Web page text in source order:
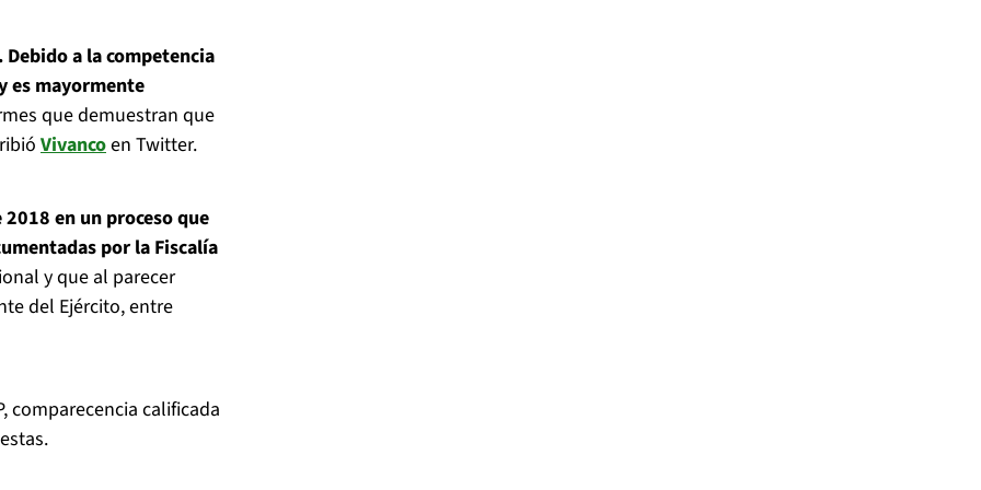
a la competencia
es mayormente
que demuestran que
Vivancoen Twitter.
en un proceso que
por la Fiscalía
y que al parecer
del Ejército, entre
comparecencia calificada